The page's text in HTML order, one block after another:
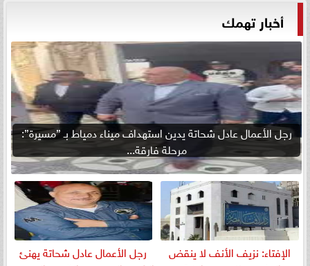
أخبار تهمك
رجل الأعمال عادل شحاتة يدين استهداف ميناء دمياط بـ ”مسيرة”:
مرحلة فارقة...
الإفتاء: نزيف الأنف لا ينقض
رجل الأعمال عادل شحاتة يهنئ